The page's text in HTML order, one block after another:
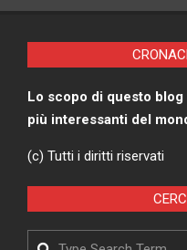
Lo scopo di questo
più interessanti del
(c) Tutti i diritti riservati
Search